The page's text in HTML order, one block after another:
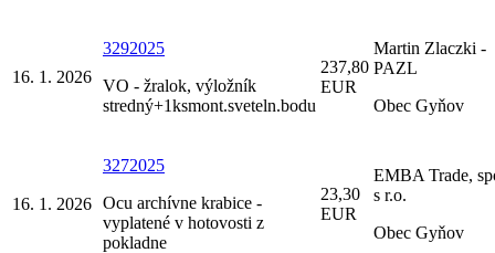
16. 1. 2026
3292025
VO - žralok, výložník
stredný+1ksmont.sveteln.bodu
237,80
EUR
Martin Zlaczki -
PAZL
Obec Gyňov
16. 1. 2026
3272025
Ocu archívne krabice -
vyplatené v hotovosti z
pokladne
23,30
EUR
EMBA Trade,
s r.o.
Obec Gyňov